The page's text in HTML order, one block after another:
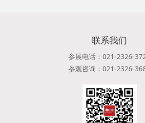
联系我们
参展电话：021-2326-
参观咨询：021-2326-